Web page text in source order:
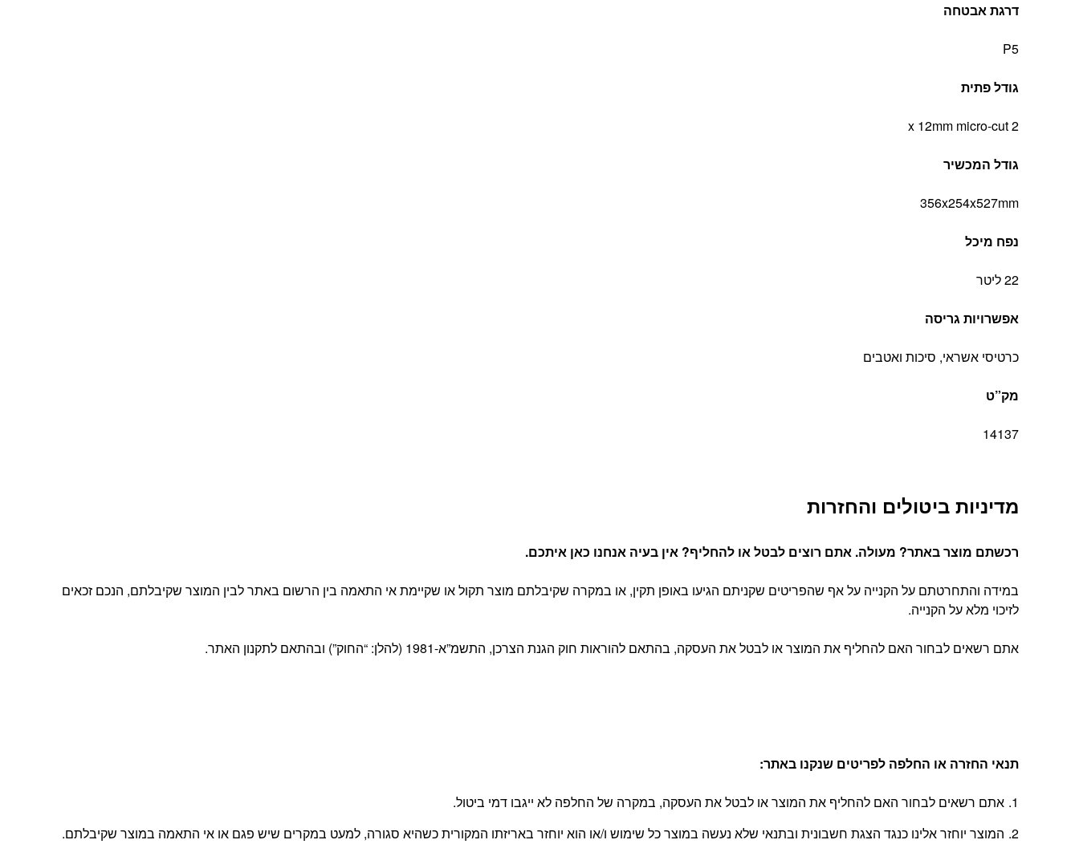
דרגת אבטחה
P5
גודל פתית
2 x 12mm micro-cut
גודל המכשיר
356x254x527mm
נפח מיכל
22 ליטר
אפשרויות גריסה
כרטיסי אשראי, סיכות ואטבים
מק”ט
14137
מדיניות ביטולים והחזרות
רכשתם מוצר באתר? מעולה. אתם רוצים לבטל או להחליף? אין בעיה אנחנו כאן איתכם.
במידה והתחרטתם על הקנייה על אף שהפריטים שקניתם הגיעו באופן תקין, או במקרה שקיבלתם מוצר תקול או שקיימת אי התאמה בין הרשום באתר לבין המוצר שקיבלתם, הנכם זכאים
לזיכוי מלא על הקנייה.
אתם רשאים לבחור האם להחליף את המוצר או לבטל את העסקה, בהתאם להוראות חוק הגנת הצרכן, התשמ”א-1981 (להלן: “החוק”) ובהתאם לתקנון האתר.
תנאי החזרה או החלפה לפריטים שנקנו באתר:
אתם רשאים לבחור האם להחליף את המוצר או לבטל את העסקה, במקרה של החלפה לא ייגבו דמי ביטול.
המוצר יוחזר אלינו כנגד הצגת חשבונית ובתנאי שלא נעשה במוצר כל שימוש ו/או הוא יוחזר באריזתו המקורית כשהיא סגורה, למעט במקרים שיש פגם או אי התאמה במוצר שקיבלתם.